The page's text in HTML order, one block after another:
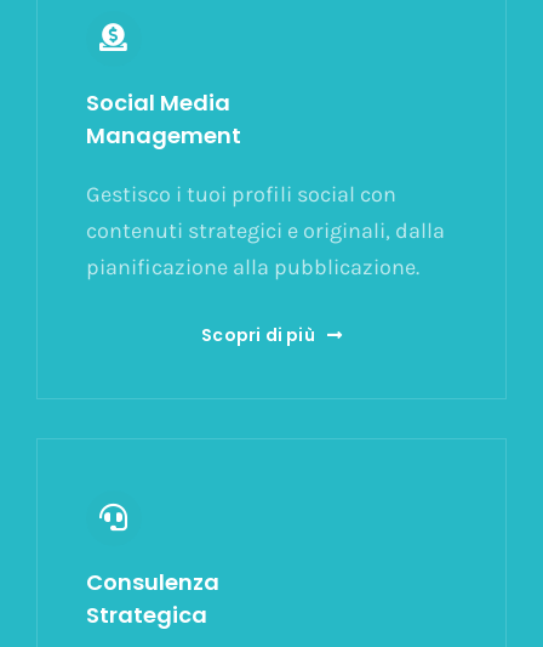
Social Media
Management
Gestisco i tuoi profili social con
contenuti strategici e originali, dalla
pianificazione alla pubblicazione.
Scopri di più
Consulenza
Strategica